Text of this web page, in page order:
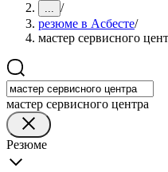
... /
резюме в Асбесте/
мастер сервисного
мастер сервисного центра
Резюме